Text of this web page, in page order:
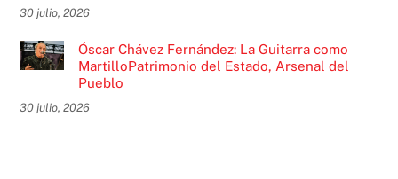
30 julio, 2026
Óscar Chávez Fernández: La Guitarra como
MartilloPatrimonio del Estado, Arsenal del
Pueblo
30 julio, 2026